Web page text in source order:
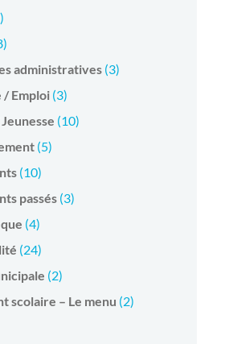
administratives (3)
/ Emploi (3)
(10)
(5)
(10)
passés (3)
(4)
(24)
(2)
scolaire – Le menu (2)